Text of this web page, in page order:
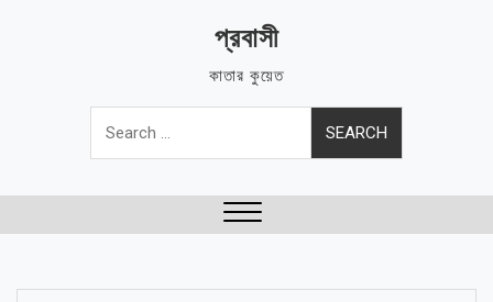
প্রবাসী
কাতার কুয়েত
Search
for: